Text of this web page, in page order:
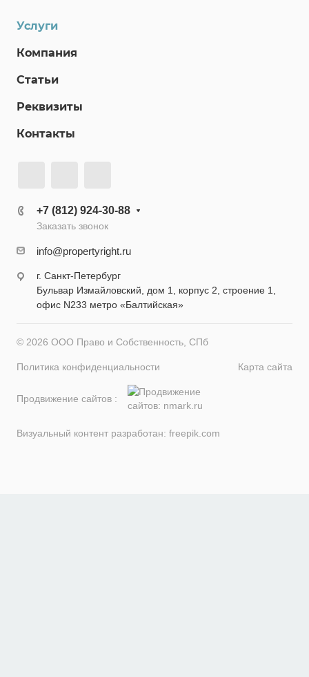
Услуги
Компания
Статьи
Реквизиты
Контакты
+7 (812) 924-30-88
Заказать звонок
info@propertyright.ru
г. Санкт-Петербург
Бульвар Измайловский, дом 1, корпус 2, строение 1,
офис N233 метро «Балтийская»
© 2026 ООО Право и Собственность, СПб
Политика конфиденциальности Карта сайта
Продвижение сайтов :
Визуальный контент разработан: freepik.com